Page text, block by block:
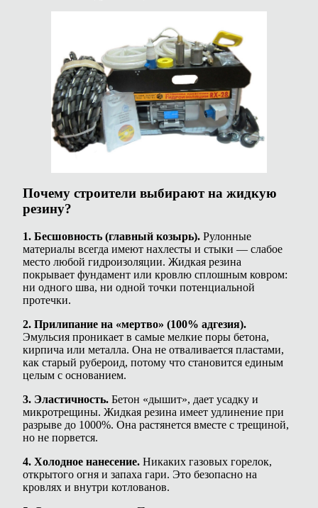
Почему строители выбирают на жидкую
резину?
1. Бесшовность (главный козырь). Рулонные
материалы всегда имеют нахлесты и стыки — слабое
место любой гидроизоляции. Жидкая резина
покрывает фундамент или кровлю сплошным ковром:
ни одного шва, ни одной точки потенциальной
протечки.
2. Прилипание на «мертво» (100% адгезия).
Эмульсия проникает в самые мелкие поры бетона,
кирпича или металла. Она не отваливается пластами,
как старый рубероид, потому что становится единым
целым с основанием.
3. Эластичность. Бетон «дышит», дает усадку и
микротрещины. Жидкая резина имеет удлинение при
разрыве до 1000%. Она растянется вместе с трещиной,
но не порвется.
4. Холодное нанесение. Никаких газовых горелок,
открытого огня и запаха гари. Это безопасно на
кровлях и внутри котлованов.